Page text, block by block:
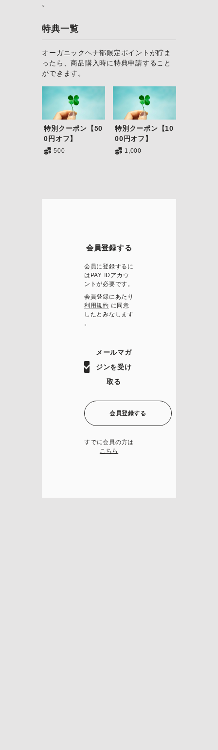
。
特典一覧
オーガニックヘナ部限定ポイントが貯ま
ったら、商品購入時に特典申請すること
ができます。
特別クーポン【50
0円オフ】
500
特別クーポン【10
00円オフ】
1,000
会員登録する
会員に登録するに
はPAY IDアカウ
ントが必要です。
会員登録にあたり
利用規約 に同意
したとみなします
。
メールマガ
ジンを受け
取る
会員登録する
すでに会員の方は
こちら